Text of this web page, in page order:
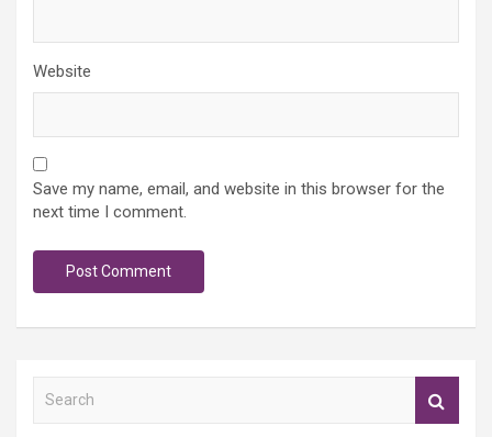
Website
Save my name, email, and website in this browser for the
next time I comment.